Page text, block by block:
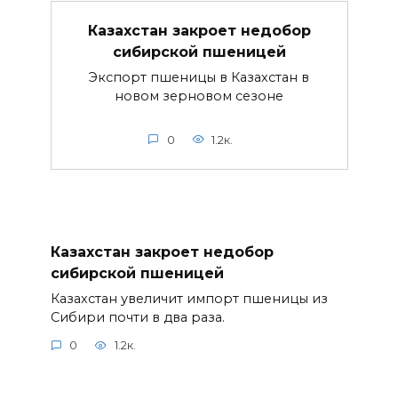
Казахстан закроет недобор
сибирской пшеницей
Экспорт пшеницы в Казахстан в
новом зерновом сезоне
0 1.2к.
Казахстан закроет недобор
сибирской пшеницей
Казахстан увеличит импорт пшеницы из
Сибири почти в два раза.
0 1.2к.